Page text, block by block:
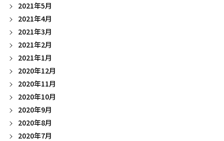
2021年5月
2021年4月
2021年3月
2021年2月
2021年1月
2020年12月
2020年11月
2020年10月
2020年9月
2020年8月
2020年7月